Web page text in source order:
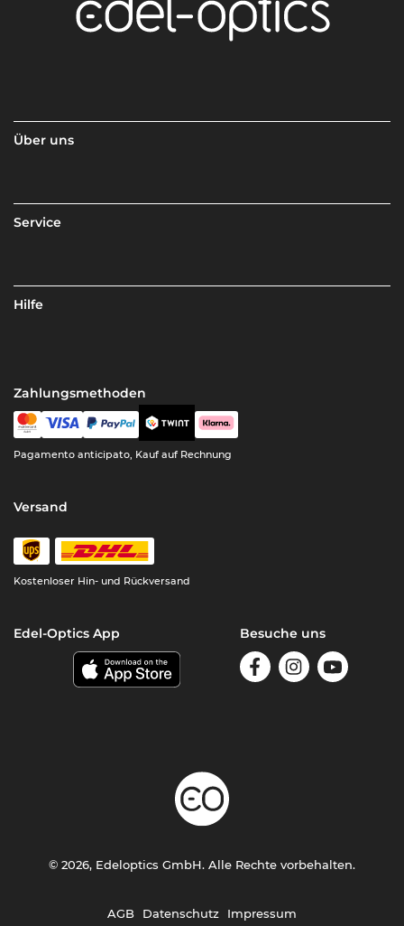
Über uns
Service
Hilfe
Zahlungsmethoden
Pagamento anticipato, Kauf auf Rechnung
Versand
Kostenloser Hin- und Rückversand
Edel-Optics App Besuche uns
AGB Datenschutz Impressum
© 2026, Edeloptics GmbH. Alle Rechte vorbehalten.